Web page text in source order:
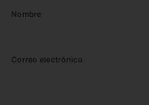
Nombre
Correo electrónico